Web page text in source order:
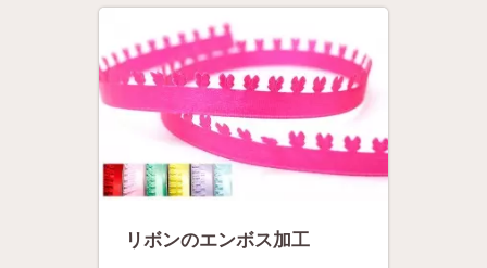
リボンのエンボス加工